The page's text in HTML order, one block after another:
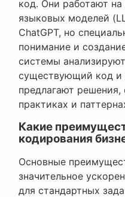
код. Они работают
языковых моделей
ChatGPT, но
понимание и
системы
существующий код и
предлагают
практиках и
Какие
кодирования
Основные
значительное
для стандартных